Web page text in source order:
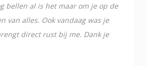
bellen al is het maar om je op de
van alles. Ook vandaag was je
direct rust bij me. Dank je